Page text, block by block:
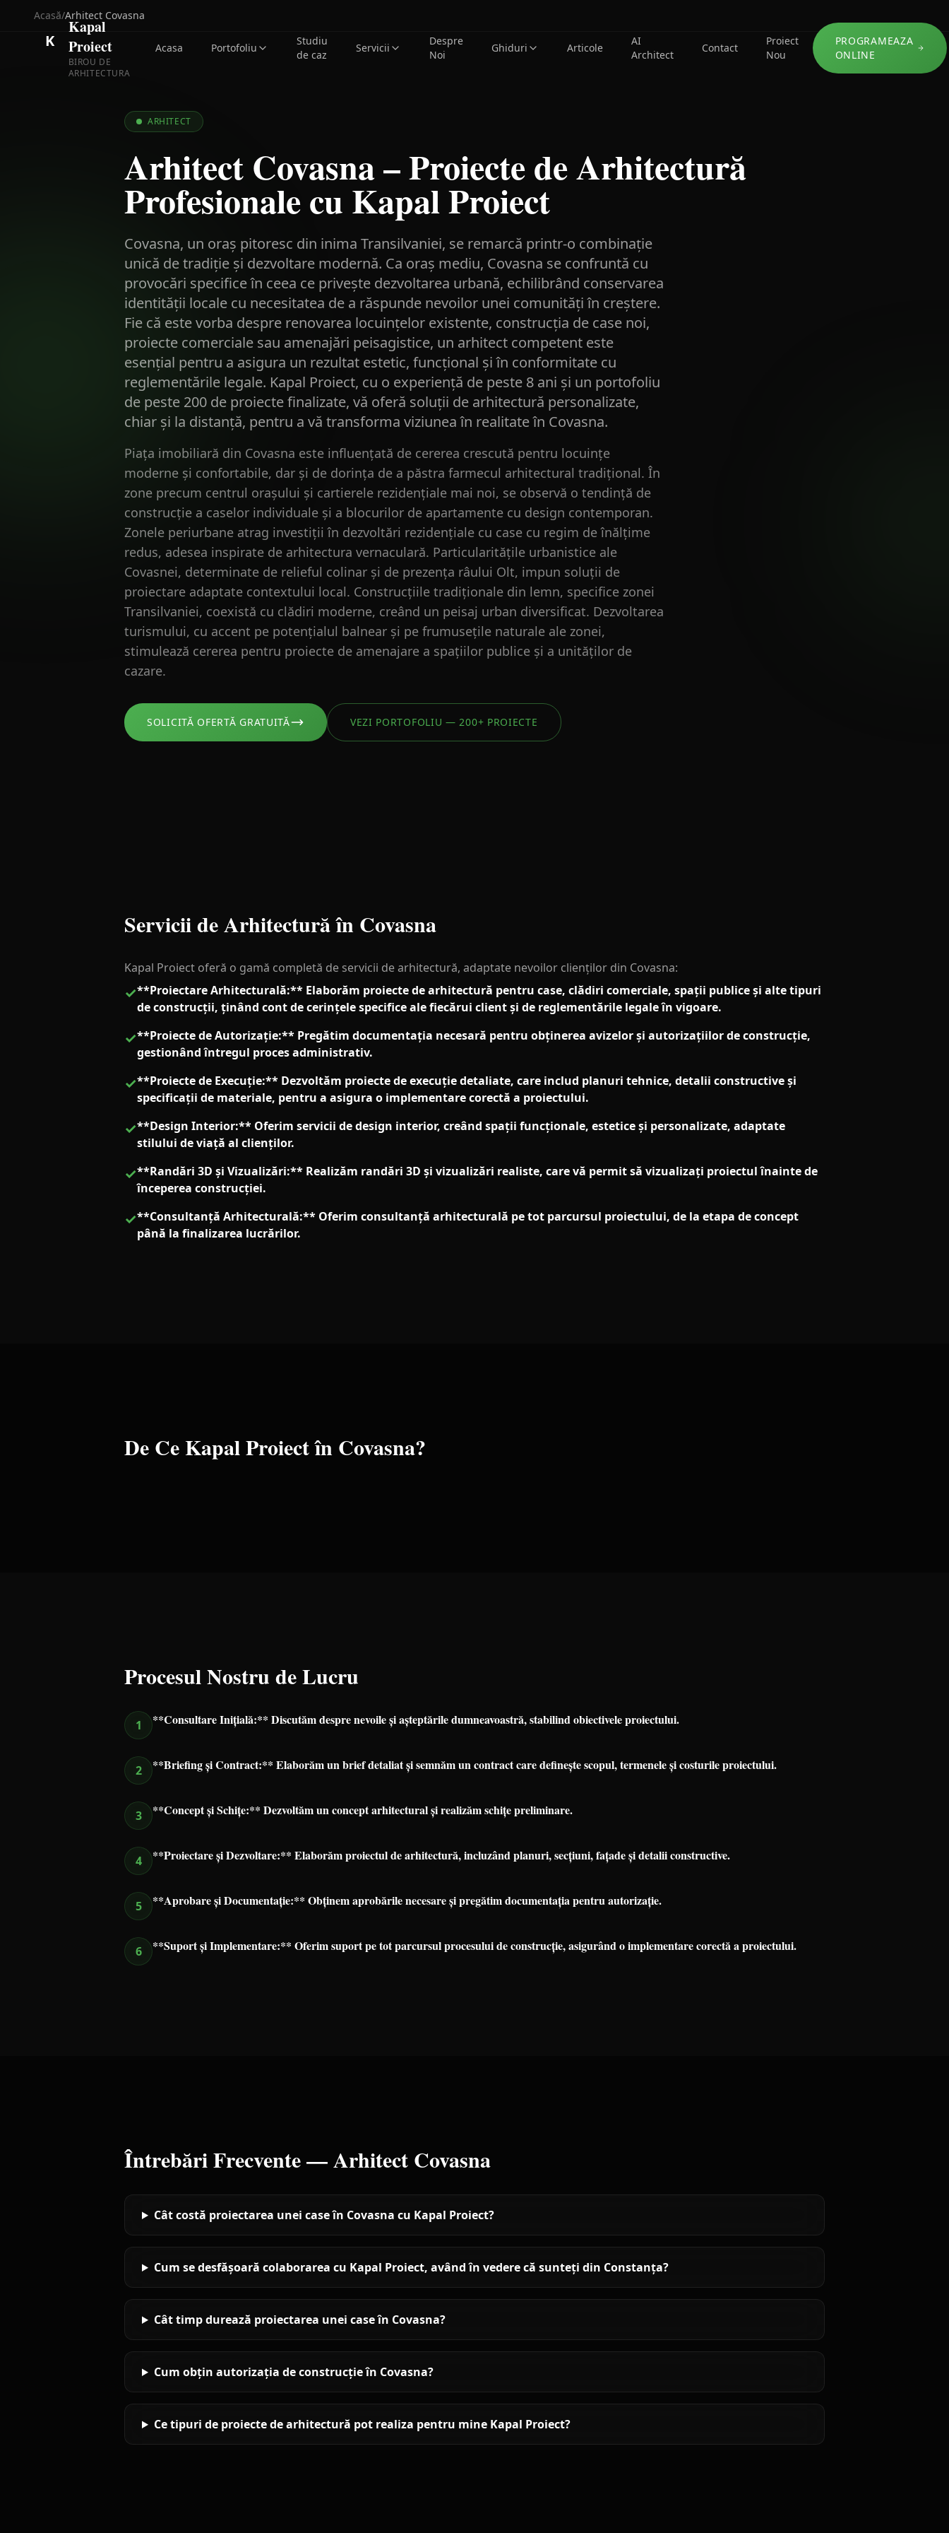
K
Kapal
Proiect
BIROU DE
ARHITECTURA
Acasa Portofoliu
Studiu
de caz
Servicii
Despre
Noi
Ghiduri Articole
AI
Architect
Contact
Proiect
Nou
PROGRAMEAZA
ONLINE
Acasă/Arhitect Covasna
ARHITECT
Arhitect Covasna – Proiecte de Arhitectură
Profesionale cu Kapal Proiect
Covasna, un oraș pitoresc din inima Transilvaniei, se remarcă printr-o combinație
unică de tradiție și dezvoltare modernă. Ca oraș mediu, Covasna se confruntă cu
provocări specifice în ceea ce privește dezvoltarea urbană, echilibrând conservarea
identității locale cu necesitatea de a răspunde nevoilor unei comunități în creștere.
Fie că este vorba despre renovarea locuințelor existente, construcția de case noi,
proiecte comerciale sau amenajări peisagistice, un arhitect competent este
esențial pentru a asigura un rezultat estetic, funcțional și în conformitate cu
reglementările legale. Kapal Proiect, cu o experiență de peste 8 ani și un portofoliu
de peste 200 de proiecte finalizate, vă oferă soluții de arhitectură personalizate,
chiar și la distanță, pentru a vă transforma viziunea în realitate în Covasna.
Piața imobiliară din Covasna este influențată de cererea crescută pentru locuințe
moderne și confortabile, dar și de dorința de a păstra farmecul arhitectural tradițional. În
zone precum centrul orașului și cartierele rezidențiale mai noi, se observă o tendință de
construcție a caselor individuale și a blocurilor de apartamente cu design contemporan.
Zonele periurbane atrag investiții în dezvoltări rezidențiale cu case cu regim de înălțime
redus, adesea inspirate de arhitectura vernaculară. Particularitățile urbanistice ale
Covasnei, determinate de relieful colinar și de prezența râului Olt, impun soluții de
proiectare adaptate contextului local. Construcțiile tradiționale din lemn, specifice zonei
Transilvaniei, coexistă cu clădiri moderne, creând un peisaj urban diversificat. Dezvoltarea
turismului, cu accent pe potențialul balnear și pe frumusețile naturale ale zonei,
stimulează cererea pentru proiecte de amenajare a spațiilor publice și a unităților de
cazare.
SOLICITĂ OFERTĂ GRATUITĂ VEZI PORTOFOLIU — 200+ PROIECTE
Servicii de Arhitectură în Covasna
Kapal Proiect oferă o gamă completă de servicii de arhitectură, adaptate nevoilor clienților din Covasna:
✓**Proiectare Arhitecturală:** Elaborăm proiecte de arhitectură pentru case, clădiri comerciale, spații publice și alte tipuri
de construcții, ținând cont de cerințele specifice ale fiecărui client și de reglementările legale în vigoare.
✓**Proiecte de Autorizație:** Pregătim documentația necesară pentru obținerea avizelor și autorizațiilor de construcție,
gestionând întregul proces administrativ.
✓**Proiecte de Execuție:** Dezvoltăm proiecte de execuție detaliate, care includ planuri tehnice, detalii constructive și
specificații de materiale, pentru a asigura o implementare corectă a proiectului.
✓**Design Interior:** Oferim servicii de design interior, creând spații funcționale, estetice și personalizate, adaptate
stilului de viață al clienților.
✓**Randări 3D și Vizualizări:** Realizăm randări 3D și vizualizări realiste, care vă permit să vizualizați proiectul înainte de
începerea construcției.
✓**Consultanță Arhitecturală:** Oferim consultanță arhitecturală pe tot parcursul proiectului, de la etapa de concept
până la finalizarea lucrărilor.
De Ce Kapal Proiect în Covasna?
Procesul Nostru de Lucru
1 **Consultare Inițială:** Discutăm despre nevoile și așteptările dumneavoastră, stabilind obiectivele proiectului.
2 **Briefing și Contract:** Elaborăm un brief detaliat și semnăm un contract care definește scopul, termenele și costurile proiectului.
3 **Concept și Schițe:** Dezvoltăm un concept arhitectural și realizăm schițe preliminare.
4 **Proiectare și Dezvoltare:** Elaborăm proiectul de arhitectură, incluzând planuri, secțiuni, fațade și detalii constructive.
5 **Aprobare și Documentație:** Obținem aprobările necesare și pregătim documentația pentru autorizație.
6 **Suport și Implementare:** Oferim suport pe tot parcursul procesului de construcție, asigurând o implementare corectă a proiectului.
Întrebări Frecvente —Arhitect Covasna
Cât costă proiectarea unei case în Covasna cu Kapal Proiect?
Cum se desfășoară colaborarea cu Kapal Proiect, având în vedere că sunteți din Constanța?
Cât timp durează proiectarea unei case în Covasna?
Cum obțin autorizația de construcție în Covasna?
Ce tipuri de proiecte de arhitectură pot realiza pentru mine Kapal Proiect?